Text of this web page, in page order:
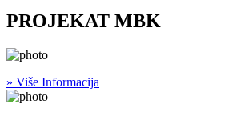
PROJEKAT MBK
» Više Informacija